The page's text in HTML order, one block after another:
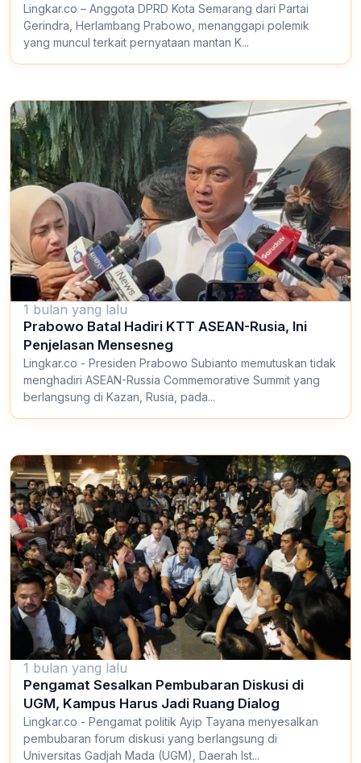
Lingkar.co – Anggota DPRD Kota Semarang dari Partai
Gerindra, Herlambang Prabowo, menanggapi polemik
yang muncul terkait pernyataan mantan K...
1 bulan yang lalu
Prabowo Batal Hadiri KTT ASEAN-Rusia, Ini
Penjelasan Mensesneg
Lingkar.co - Presiden Prabowo Subianto memutuskan tidak
menghadiri ASEAN-Russia Commemorative Summit yang
berlangsung di Kazan, Rusia, pada...
1 bulan yang lalu
Pengamat Sesalkan Pembubaran Diskusi di
UGM, Kampus Harus Jadi Ruang Dialog
Lingkar.co - Pengamat politik Ayip Tayana menyesalkan
pembubaran forum diskusi yang berlangsung di
Universitas Gadjah Mada (UGM), Daerah Ist...